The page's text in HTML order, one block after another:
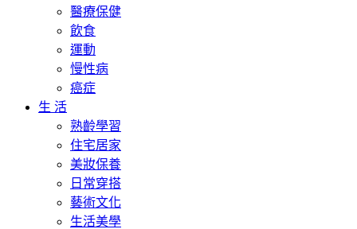
醫療保健
飲食
運動
慢性病
癌症
生 活
熟齡學習
住宅居家
美妝保養
日常穿搭
藝術文化
生活美學